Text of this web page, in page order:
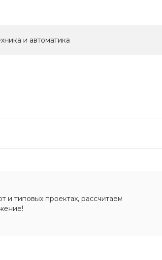
и автоматика
и типовых проектах, рассчитаем